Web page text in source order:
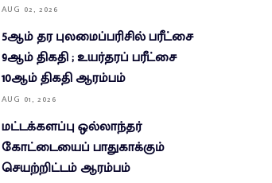
AUG 02, 2026
5ஆம் தர புலமைப்பரிசில் பரீட்சை
9ஆம் திகதி ; உயர்தரப் பரீட்சை
10ஆம் திகதி ஆரம்பம்
AUG 01, 2026
மட்டக்களப்பு ஒல்லாந்தர்
கோட்டையைப் பாதுகாக்கும்
செயற்றிட்டம் ஆரம்பம்